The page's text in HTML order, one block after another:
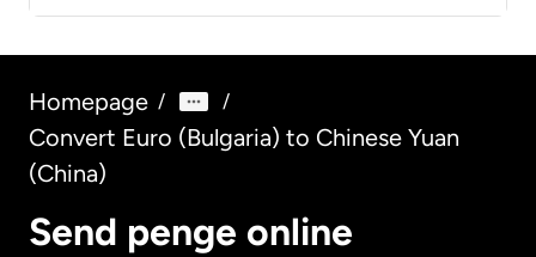
Homepage / /
Convert Euro (Bulgaria) to Chinese Yuan
(China)
Send penge online